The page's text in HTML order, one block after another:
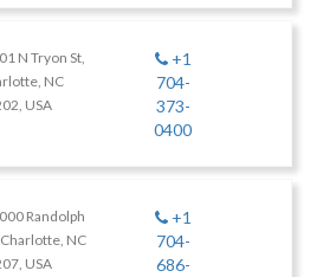
N Tryon St,
NC
USA
+1
704-
373-
0400
Randolph
Charlotte, NC
USA
+1
704-
686-